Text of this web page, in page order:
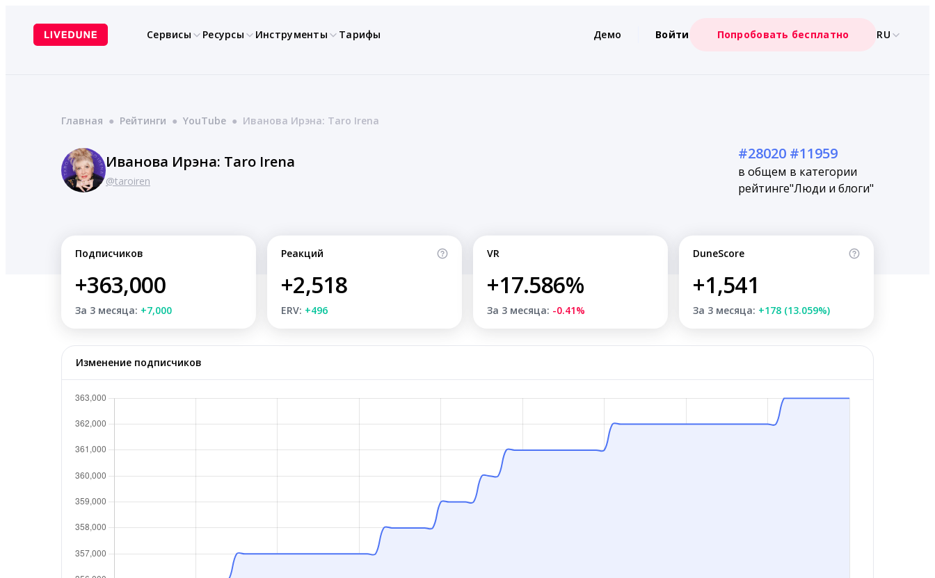
содержимому
Сервисы Ресурсы Инструменты Тарифы Демо Войти Попробовать бесплатно RU
Главная ● Рейтинги ● YouTube ● Иванова Ирэна: Taro Irena
Иванова Ирэна: Taro Irena
@taroiren
#28020
в общем
рейтинге
#11959
в категории
"Люди и блоги"
Подписчиков
+363,000
За 3 месяца: +7,000
Реакций
+2,518
ERV: +496
VR
+17.586%
За 3 месяца: -0.41%
DuneScore
+1,541
За 3 месяца: +178 (13.059%)
Изменение подписчиков